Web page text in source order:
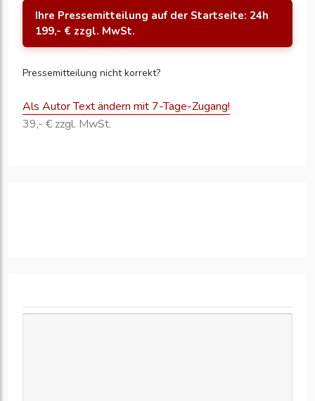
Ihre Pressemitteilung auf der Startseite: 24h
199,- € zzgl. MwSt.
Pressemitteilung nicht korrekt?
Als Autor Text ändern mit 7-Tage-Zugang!
39,- € zzgl. MwSt.